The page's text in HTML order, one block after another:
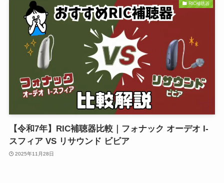
RIC補聴器
【令和7年】RIC補聴器比較｜フォナック オーデオ I-
スフィア VS リサウンド ビビア
2025年11月28日